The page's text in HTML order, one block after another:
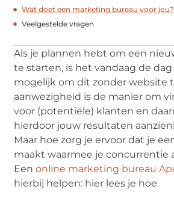
Wat doet een marketing bureau voor jou?
Veelgestelde vragen
Als je plannen hebt om een
te starten, is het vandaag de
mogelijk om dit zonder website
aanwezigheid is de manier om
voor (potentiële) klanten en
hierdoor jouw resultaten
Maar hoe zorg je ervoor dat je
maakt waarmee je concurrentie
Eenonline marketing bureau
hierbij helpen: hier lees je hoe.